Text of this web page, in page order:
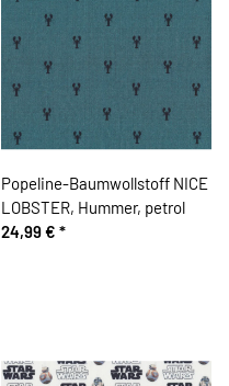
Popeline-Baumwollstoff NICE
LOBSTER, Hummer, petrol
24,99 € *